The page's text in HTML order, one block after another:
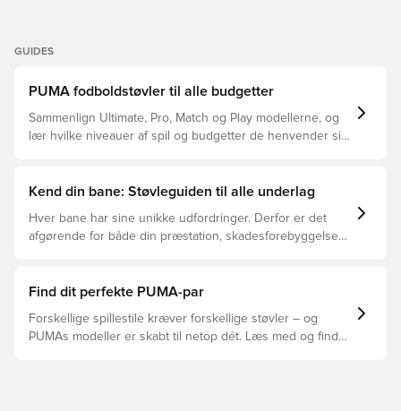
GUIDES
PUMA fodboldstøvler til alle budgetter
Sammenlign Ultimate, Pro, Match og Play modellerne, og
lær hvilke niveauer af spil og budgetter de henvender sig
Kend din bane: Støvleguiden til alle underlag
Hver bane har sine unikke udfordringer. Derfor er det
afgørende for både din præstation, skadesforebyggelse
støvler der er det bedste valg til de forskellige typer
Find dit perfekte PUMA-par
Forskellige spillestile kræver forskellige støvler – og
PUMAs modeller er skabt til netop dét. Læs med og find